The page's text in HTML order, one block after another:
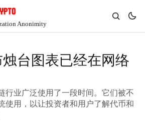
Anonimity
烛台图表已经在网络
行业广泛使用了一段时间。它们被不
使用，以让投资者和用户了解代币和